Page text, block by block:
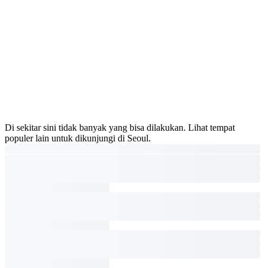
Di sekitar sini tidak banyak yang bisa dilakukan. Lihat tempat
populer lain untuk dikunjungi di Seoul.